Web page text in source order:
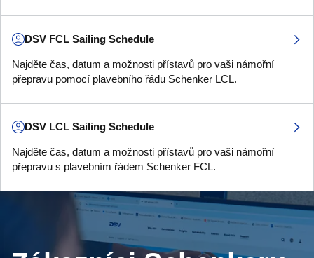
DSV FCL Sailing Schedule
Najděte čas, datum a možnosti přístavů pro vaši námořní
přepravu pomocí plavebního řádu Schenker LCL.
DSV LCL Sailing Schedule
Najděte čas, datum a možnosti přístavů pro vaši námořní
přepravu s plavebním řádem Schenker FCL.